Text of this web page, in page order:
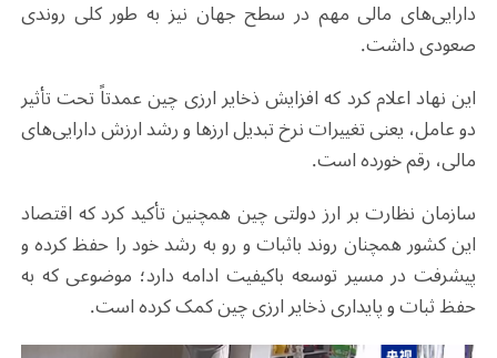
دارایی‌های مالی مهم در سطح جهان نیز به طور کلی روندی
صعودی داشت.
این نهاد اعلام کرد که افزایش ذخایر ارزی چین عمدتاً تحت تأثیر
دو عامل، یعنی تغییرات نرخ تبدیل ارزها و رشد ارزش دارایی‌های
مالی، رقم خورده است.
سازمان نظارت بر ارز دولتی چین همچنین تأکید کرد که اقتصاد
این کشور همچنان روند باثبات و رو به رشد خود را حفظ کرده و
پیشرفت در مسیر توسعه باکیفیت ادامه دارد؛ موضوعی که به
حفظ ثبات و پایداری ذخایر ارزی چین کمک کرده است.